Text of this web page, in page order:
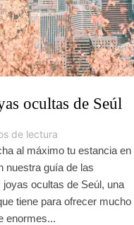
ocultas de Seúl
de lectura
al máximo tu estancia en
nuestra guía de las
joyas ocultas de Seúl, una
tiene para ofrecer mucho
enormes...